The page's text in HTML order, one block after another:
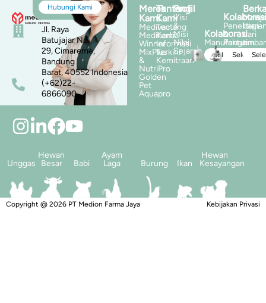
Jl. Raya
Batujajar No.
29, Cimareme,
Bandung
Barat, 40552 Indonesia
(+62)22-
6866090
Hubungi Kami
Merek
Kami
Medivac
Mediherba
Winner
MixPlus
&
NutriPro
Golden
Pet
Aquapro
Tentang
Kami
Tentang
Kami
Informasi
Terkini
Kemitraan
Profil
Visi
&
Misi
Nilai
Sejarah
Kolaborasi
Manufaktur
Selengkapnya
Penelitian
&
dari
tim
Unggas
Hewan
Besar
Babi
Ayam
Laga
Burung Ikan
Hewan
Kesayangan
Copyright @ 2026 PT Medion Farma Jaya
Ardovigus was here Kebijakan Privasi